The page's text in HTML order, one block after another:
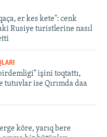
er kes kete": cenk
Rusiye turistlerine nasıl
işini toqtattı,
tutuvlar ise Qırımda daa
köre, yarıq bere